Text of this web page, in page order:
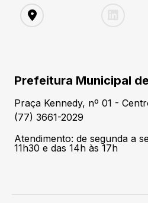
Prefeitura Municipal
Praça Kennedy, nº 01 -
(77) 3661-2029
Atendimento: de segunda a
11h30 e das 14h às 17h